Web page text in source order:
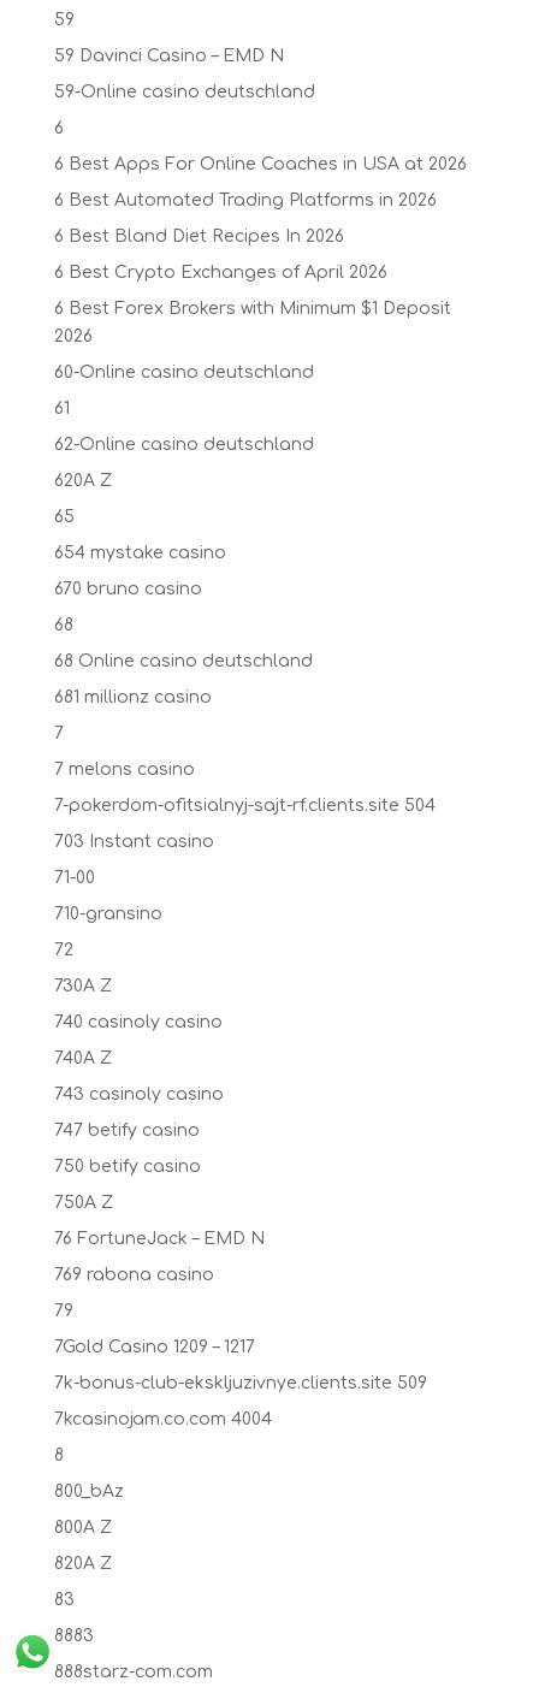
59
59 Davinci Casino – EMD N
59-Online casino deutschland
6
6 Best Apps For Online Coaches in USA at 2026
6 Best Automated Trading Platforms in 2026
6 Best Bland Diet Recipes In 2026
6 Best Crypto Exchanges of April 2026
6 Best Forex Brokers with Minimum $1 Deposit ️
2026
60-Online casino deutschland
61
62-Online casino deutschland
620A Z
65
654 mystake casino
670 bruno casino
68
68 Online casino deutschland
681 millionz casino
7
7 melons casino
7-pokerdom-ofitsialnyj-sajt-rf.clients.site 504
703 Instant casino
71-00
710-gransino
72
730A Z
740 casinoly casino
740A Z
743 casinoly casino
747 betify casino
750 betify casino
750A Z
76 FortuneJack – EMD N
769 rabona casino
79
7Gold Casino 1209 – 1217
7k-bonus-club-ekskljuzivnye.clients.site 509
7kcasinojam.co.com 4004
8
800_bAz
800A Z
820A Z
83
8883
888starz-com.com